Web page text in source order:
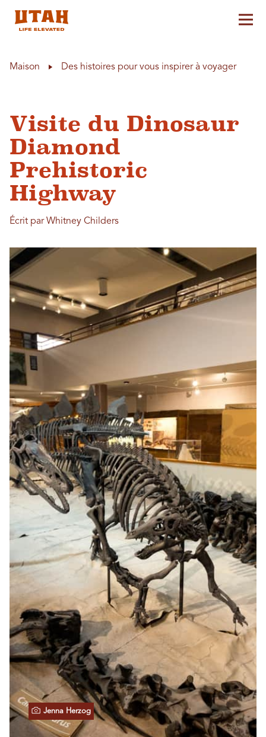
Maison Des histoires pour vous inspirer à voyager
Visite du Dinosaur
Diamond
Prehistoric
Highway
Écrit par Whitney Childers
Jenna Herzog